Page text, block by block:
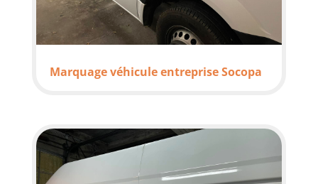
Marquage véhicule entreprise Socopa